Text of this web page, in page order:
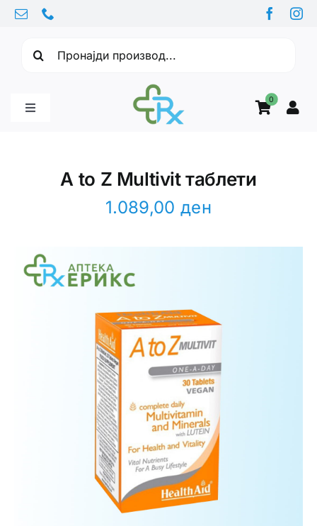
Skip
content
0
Toggle
Интимно здравје
Лична хигиена
Медицински апрати
A to Z Multivit таблети
1.089,00ден